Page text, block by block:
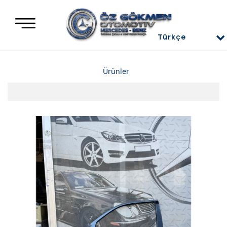
Ürünler
Mercedes Motor Aksamları ve Komple Motorlar
Mercedes Difransiyel
Mercedes Üst Kapaklar
Mercedes Direksiyon Power
Mercedes Radyatör ve İnterkol
Mercedes Ön ve Arka Tampon
Türkçe
English